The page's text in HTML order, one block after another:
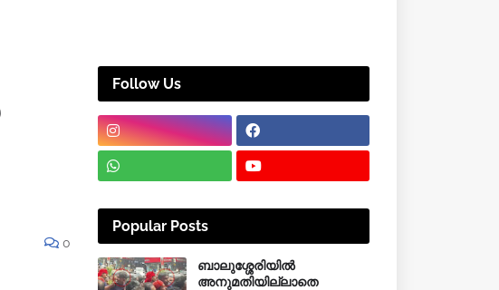
0
Follow Us
Popular Posts
ബാലുശ്ശേരിയിൽ
അനുമതിയില്ലാതെ